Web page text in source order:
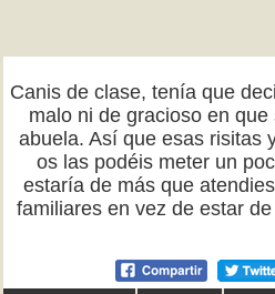
Canis de clase, tenía que
malo ni de gracioso en
abuela. Así que esas risitas
os las podéis meter un
estaría de más que
familiares en vez de estar